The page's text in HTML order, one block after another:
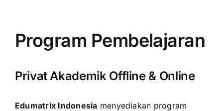
Program Pembelajaran
Privat Akademik Offline & Online
Edumatrix Indonesia menyediakan program